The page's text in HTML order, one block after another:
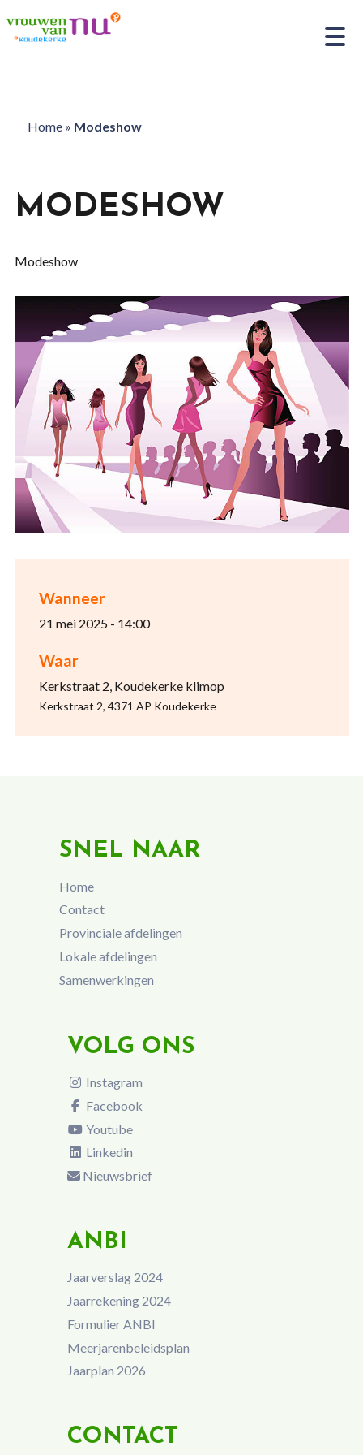
Home» Modeshow
Wanneer
21 mei 2025 - 14:00
Waar
Kerkstraat 2, Koudekerke klimop
Kerkstraat 2, 4371 AP Koudekerke
MODESHOW
Modeshow
SNEL NAAR
Home
Contact
Provinciale afdelingen
Lokale afdelingen
Samenwerkingen
VOLG ONS
Instagram
Facebook
Youtube
Linkedin
Nieuwsbrief
ANBI
Jaarverslag 2024
Jaarrekening 2024
Formulier ANBI
Meerjarenbeleidsplan
Jaarplan 2026
CONTACT